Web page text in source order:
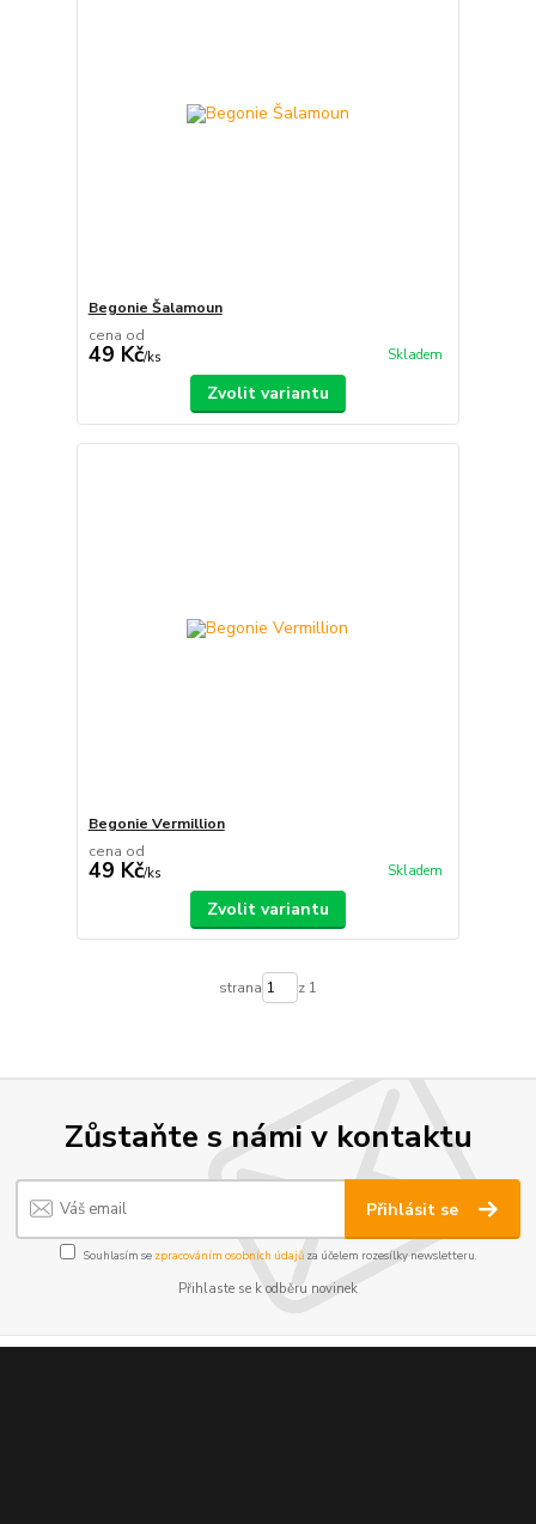
Begonie Šalamoun
cena od
49 Kč/ks Skladem
Zvolit variantu
Begonie Vermillion
cena od
49 Kč/ks Skladem
Zvolit variantu
strana z 1
Zůstaňte s námi v kontaktu
Přihlásit se
Souhlasím se zpracováním osobních údajůza účelem rozesílky newsletteru.
Přihlaste se k odběru novinek